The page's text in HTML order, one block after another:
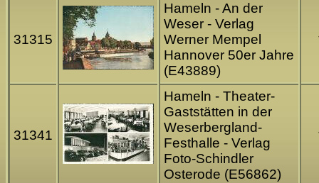
31315
Hameln - An der
Weser - Verlag
Werner Mempel
Hannover 50er Jahre
(E43889)
31341
Hameln - Theater-
Gaststätten in der
Weserbergland-
Festhalle - Verlag
Foto-Schindler
Osterode (E56862)